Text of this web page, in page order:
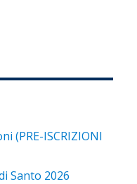
(PRE-ISCRIZIONI
Santo 2026